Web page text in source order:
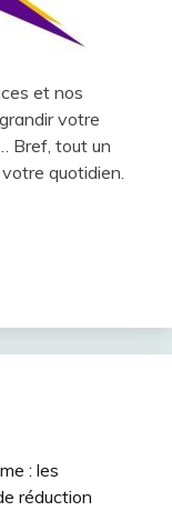
et nos
votre
Bref, tout un
quotidien.
: les
réduction